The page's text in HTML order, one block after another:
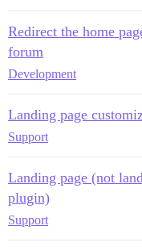
Redirect the home
forum
Development
Landing page
Support
Landing page (not
plugin)
Support